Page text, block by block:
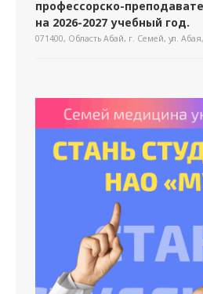
профессорско-
на 2026-2027 учебный год.
071400, Область Абай, г. Семей, ул.